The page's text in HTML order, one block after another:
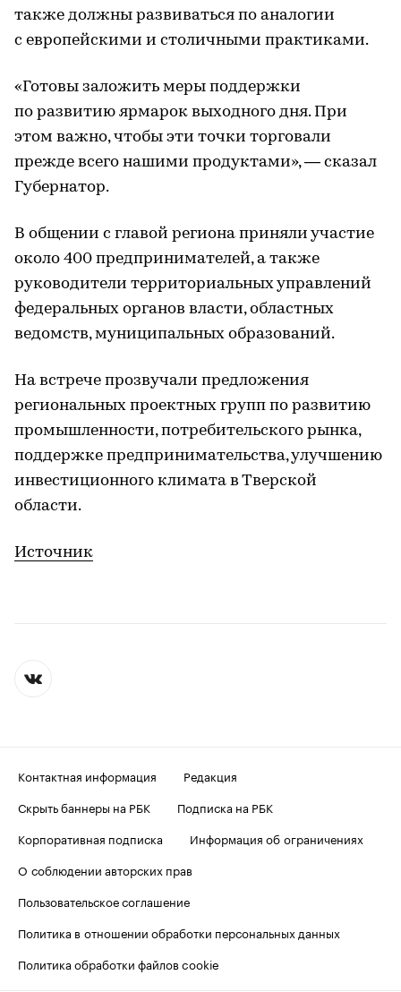
также должны развиваться по аналогии
с европейскими и столичными практиками.
«Готовы заложить меры поддержки
по развитию ярмарок выходного дня. При
этом важно, чтобы эти точки торговали
прежде всего нашими продуктами», — сказал
Губернатор.
В общении с главой региона приняли участие
около 400 предпринимателей, а также
руководители территориальных управлений
федеральных органов власти, областных
ведомств, муниципальных образований.
На встрече прозвучали предложения
региональных проектных групп по развитию
промышленности, потребительского рынка,
поддержке предпринимательства, улучшению
инвестиционного климата в Тверской
области.
Источник
Контактная информация
Редакция
Скрыть баннеры на РБК
Подписка на РБК
Корпоративная подписка
Информация об ограничениях
О соблюдении авторских прав
Пользовательское соглашение
Политика в отношении обработки персональных данных
Политика обработки файлов cookie